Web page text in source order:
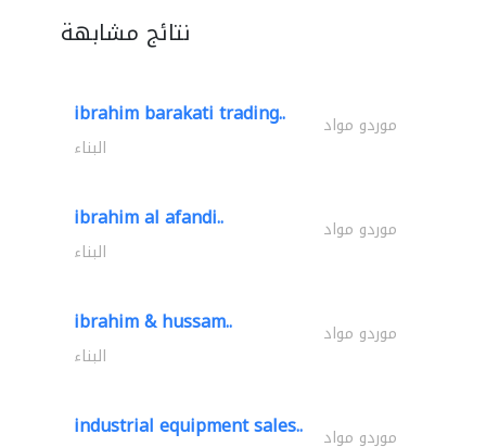
نتائج مشابهة
ibrahim barakati trading.. موردو مواد
البناء
ibrahim al afandi.. موردو مواد
البناء
ibrahim & hussam.. موردو مواد
البناء
industrial equipment sales.. موردو مواد